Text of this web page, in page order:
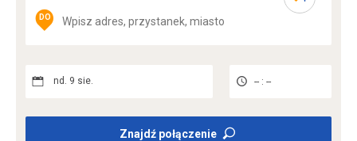
DO
nd. 9 sie. -- : --
Znajdź połączenie